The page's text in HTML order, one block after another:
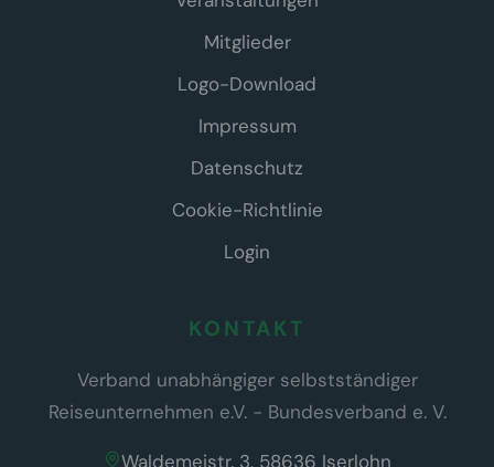
Mitglieder
Logo-Download
Impressum
Datenschutz
Cookie-Richtlinie
Login
KONTAKT
Verband unabhängiger selbstständiger
Reiseunternehmen e.V. - Bundesverband e. V.
Waldemeistr. 3, 58636 Iserlohn